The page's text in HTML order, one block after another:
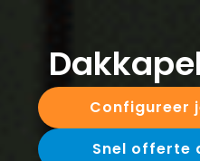
Configureer
Snel offerte